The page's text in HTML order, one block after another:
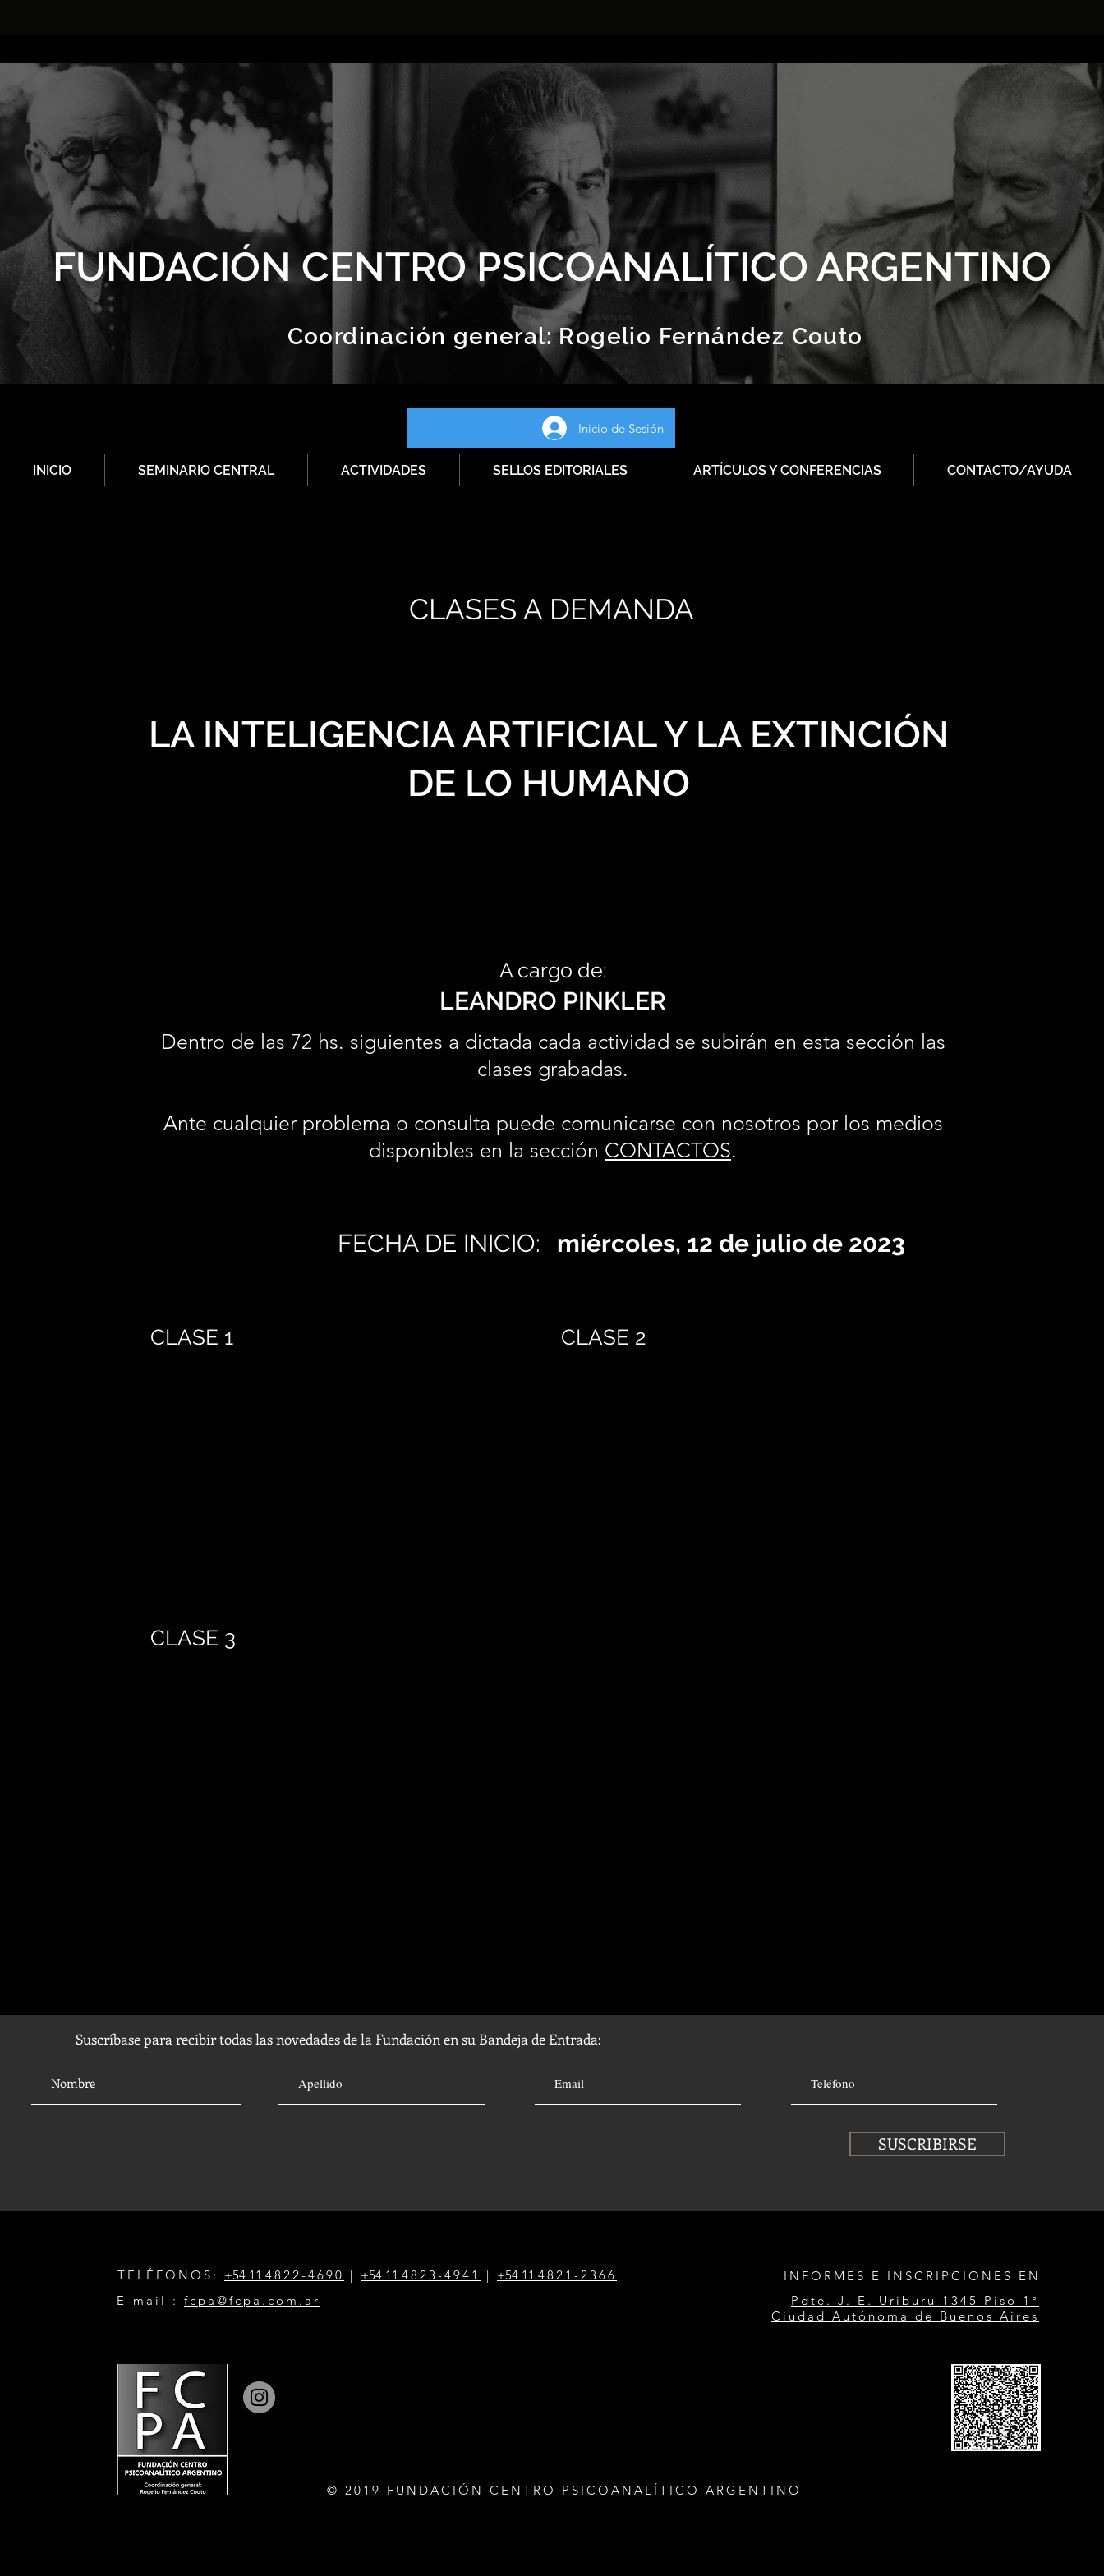
FUNDACIÓN CENTRO PSICOANALÍTICO ARGENTINO
Coordinación general:Rogelio Fernández Couto
Inicio de Sesión
INICIO SEMINARIO CENTRAL ACTIVIDADES SELLOS EDITORIALES ARTÍCULOS Y CONFERENCIAS CONTACTO/AYUDA
CLASES A DEMANDA
LA INTELIGENCIA ARTIFICIAL Y LA EXTINCIÓN
DE LO HUMANO
A cargo de:
LEANDRO PINKLER
Dentro de las 72 hs. siguientes a dictada cada actividad se subirán en esta sección las
clases grabadas.
Ante cualquier problema o consulta puede comunicarse con nosotros por los medios
disponibles en la sección CONTACTOS.
FECHA DE INICIO: miércoles, 12 de julio de 2023
CLASE 1
CLASE 3
CLASE 2
Suscríbase para recibir todas las novedades de la Fundación en su Bandeja de Entrada:
SUSCRIBIRSE
TELÉFONOS: +54 11 4822-4690 | +54 1 1 4823-4941 | +54 1 1 4821-2366
E-mail : fcpa@fcpa.com.ar
INFORMES E INSCRIPCIONES EN
Pdte. J. E. Uriburu 1345 Piso 1°
Ciudad Autónoma de Buenos Aires
© 2019 FUNDACIÓN CENTRO PSICOANALÍTICO ARGENTINO